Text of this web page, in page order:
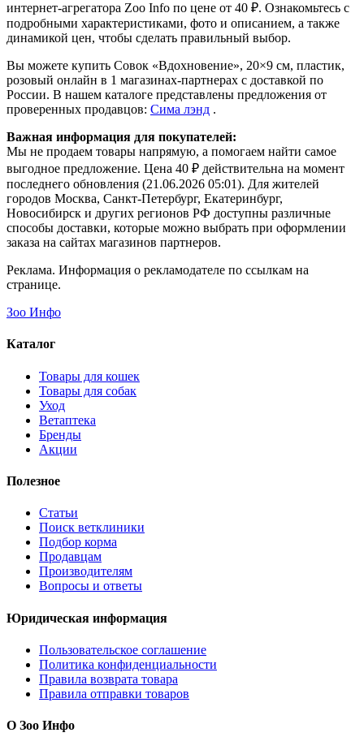
интернет-агрегатора Zoo Info по цене от 40 ₽. Ознакомьтесь с
подробными характеристиками, фото и описанием, а также
динамикой цен, чтобы сделать правильный выбор.
Вы можете купить Совок «Вдохновение», 20×9 см, пластик,
розовый онлайн в 1 магазинах-партнерах с доставкой по
России. В нашем каталоге представлены предложения от
проверенных продавцов: Сима лэнд .
Важная информация для покупателей:
Мы не продаем товары напрямую, а помогаем найти самое
выгодное предложение. Цена 40 ₽ действительна на момент
последнего обновления (21.06.2026 05:01). Для жителей
городов Москва, Санкт-Петербург, Екатеринбург,
Новосибирск и других регионов РФ доступны различные
способы доставки, которые можно выбрать при оформлении
заказа на сайтах магазинов партнеров.
Реклама. Информация о рекламодателе по ссылкам на
странице.
Зоо Инфо
Каталог
Товары для кошек
Товары для собак
Уход
Ветаптека
Бренды
Акции
Полезное
Статьи
Поиск ветклиники
Подбор корма
Продавцам
Производителям
Вопросы и ответы
Юридическая информация
Пользовательское соглашение
Политика конфиденциальности
Правила возврата товара
Правила отправки товаров
О Зоо Инфо